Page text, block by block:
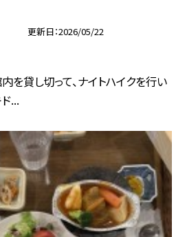
更新日 2026/05/22
を貸し切って、ナイトハイクを行い
...